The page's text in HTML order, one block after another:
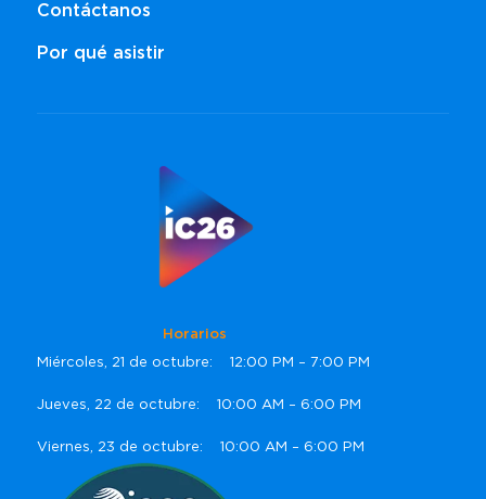
Contáctanos
Por qué asistir
Horarios
Miércoles, 21 de octubre: 12:00 PM – 7:00 PM
Jueves, 22 de octubre: 10:00 AM – 6:00 PM
Viernes, 23 de octubre: 10:00 AM – 6:00 PM